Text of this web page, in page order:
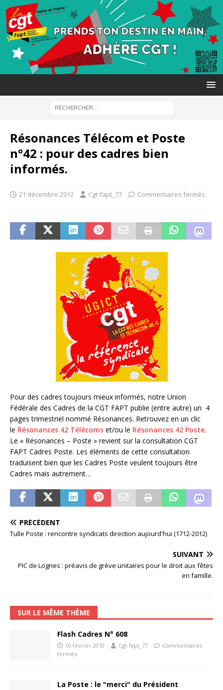
Résonances Télécom et Poste
n°42 : pour des cadres bien
informés.
21 décembre 2012 Cgt-fapt_77 Commentaires fermés
Pour des cadres toujours mieux informés, notre Union
Fédérale des Cadres de la CGT FAPT publie (entre autre) un 4
pages trimestriel nommé Résonances. Retrouvez en un clic
le Résonances 42 Télécoms et/ou le Résonances 42 Poste.
Le « Résonances – Poste » revient sur la consultation CGT
FAPT Cadres Poste. Les éléments de cette consultation
traduisent bien que les Cadres Poste veulent toujours être
Cadres mais autrement…
PRÉCÉDENT
Tulle Poste : rencontre syndicats direction aujourd'hui (1712-2012)
SUIVANT
PIC de Lognes : préavis de grève unitaires pour le droit aux fêtes
en famille.
SUR LE MÊME THÈME
Flash Cadres N° 608
10 février 2010 Cgt-fapt_77
Commentaires
fermés
La Poste : le "merci" du Président